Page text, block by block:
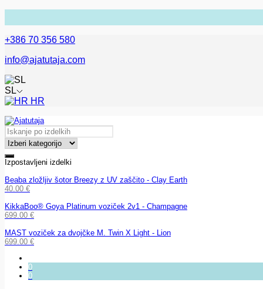
+386 70 356 580
info@ajatutaja.com
SL
HR
Izpostavljeni izdelki
Beaba zložljiv šotor Breezy z UV zaščito - Clay Earth
40.00 €
KikkaBoo® Goya Platinum voziček 2v1 - Champagne
699.00 €
MAST voziček za dvojčke M. Twin X Light - Lion
699.00 €
0
0